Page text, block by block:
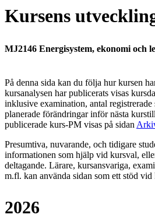
Kursens
MJ2146 Energisystem, ekonomi och
På denna sida kan du följa hur kursen
kursanalysen har publicerats visas
inklusive examination, antal registrerade
planerade förändringar inför nästa
publicerade kurs-PM visas på sidan
Presumtiva, nuvarande, och tidigare
informationen som hjälp vid kursval,
deltagande. Lärare, kursansvariga,
m.fl. kan använda sidan som ett stöd
2026